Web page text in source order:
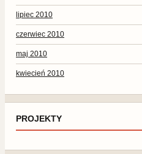
lipiec 2010
czerwiec 2010
maj 2010
kwiecień 2010
PROJEKTY